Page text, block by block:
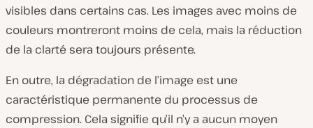
visibles dans certains cas. Les images avec moins de
couleurs montreront moins de cela, mais la réduction
de la clarté sera toujours présente.
En outre, la dégradation de l’image est une
caractéristique permanente du processus de
compression. Cela signifie qu’il n’y a aucun moyen